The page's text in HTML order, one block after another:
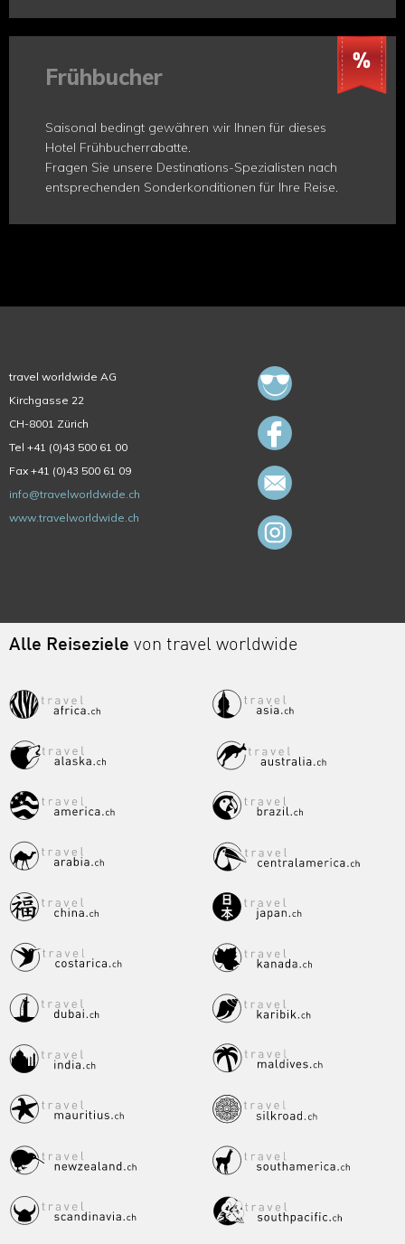
Frühbucher
Saisonal bedingt gewähren wir Ihnen für dieses
Hotel Frühbucherrabatte.
Fragen Sie unsere Destinations-Spezialisten nach
entsprechenden Sonderkonditionen für Ihre Reise.
travel worldwide AG
Kirchgasse 22
CH-8001 Zürich
Tel +41 (0)43 500 61 00
Fax +41 (0)43 500 61 09
info@travelworldwide.ch
www.travelworldwide.ch
Alle Reiseziele von travel worldwide